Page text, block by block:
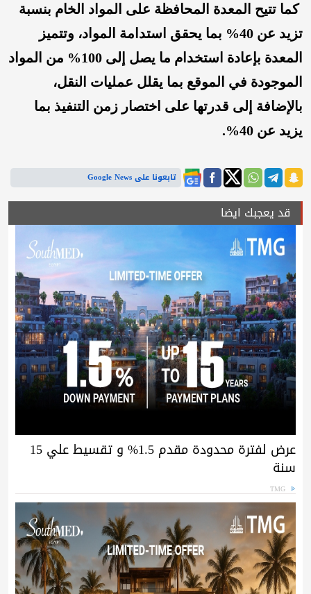
كما تتيح المعدة المحافظة على المواد الخام بنسبة
تزيد عن 40% بما يحقق استدامة المواد، وتتميز
المعدة بإعادة استخدام ما يصل إلى 100% من المواد
الموجودة في الموقع بما يقلل عمليات النقل،
بالإضافة إلى قدرتها على اختصار زمن التنفيذ بما
يزيد عن 40%.
تابعونا على Google News
قد يعجبك ايضا
عرض لفترة محدودة مقدم 1.5% و تقسيط علي 15
سنة
TMG